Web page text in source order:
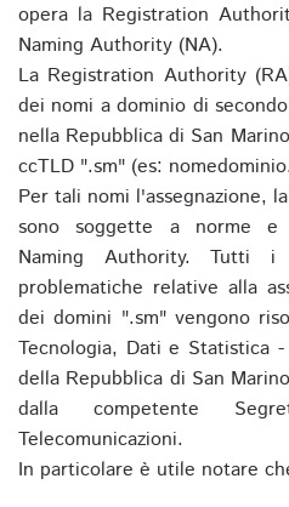
opera la Registration
Naming Authority (NA).
La Registration Authority
dei nomi a dominio di
nella Repubblica di San
ccTLD ".sm" (es:
Per tali nomi l'assegnazione,
sono soggette a norme e
Naming Authority. Tutti
problematiche relative alla
dei domini ".sm" vengono
Tecnologia, Dati e Statistica
della Repubblica di San
dalla competente
Telecomunicazioni.
In particolare è utile notare